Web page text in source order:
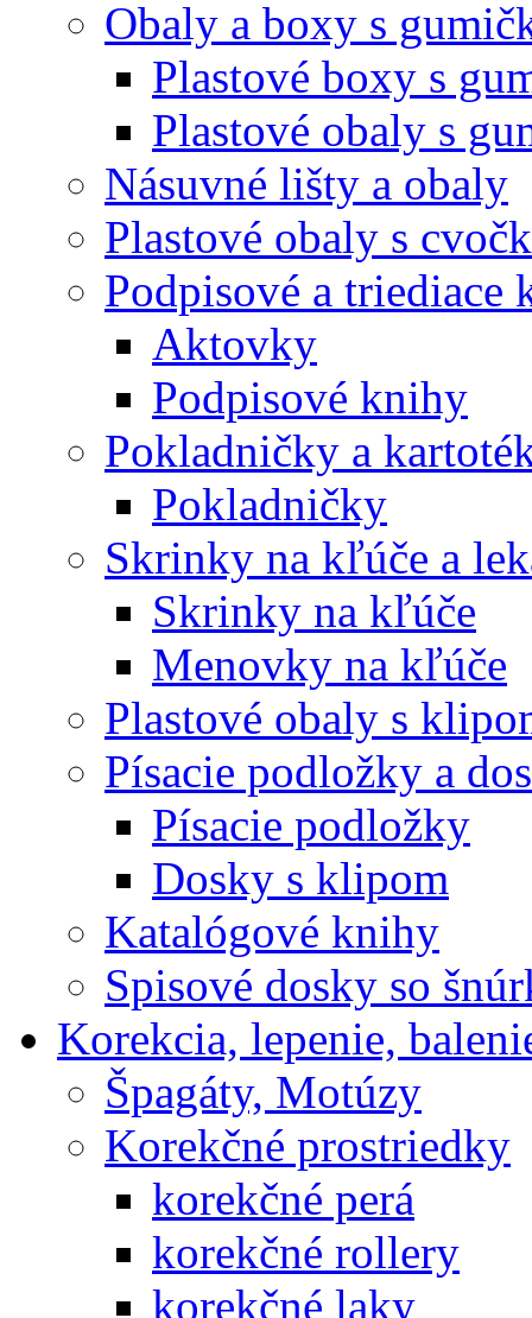
Obaly a boxy s
Plastové boxy s
Plastové obaly s
Násuvné lišty a obaly
Plastové obaly s
Podpisové a triediace
Aktovky
Podpisové knihy
Pokladničky a
Pokladničky
Skrinky na kľúče a
Skrinky na kľúče
Menovky na kľúče
Plastové obaly s
Písacie podložky a
Písacie podložky
Dosky s klipom
Katalógové knihy
Spisové dosky so
Korekcia, lepenie,
Špagáty, Motúzy
Korekčné prostriedky
korekčné perá
korekčné rollery
korekčné laky